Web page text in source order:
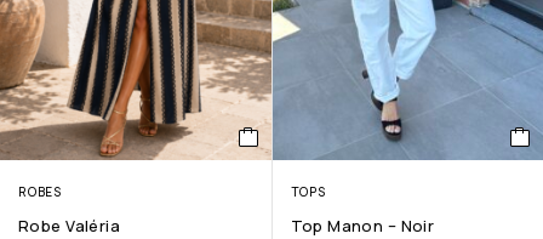
ROBES
Robe Valéria
TOPS
Top Manon – Noir